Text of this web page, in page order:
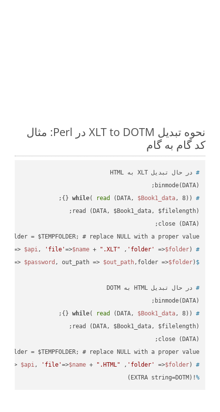
نحوه تبدیل XLT to DOTM در Perl: مثال
کد گام به گام
# در حال تبدیل XLT به HTML
binmode(DATA);
#
while( read (DATA, $Book1_data, 8)) {};
$folder = $TEMPFOLDER; # replace NULL with a proper value
#
=> $api, 'file'=>$name + ".XLT" , 'folder' =>$folder) ;
$
=> $password , out_path => $out_path,folder =>$folder);
# در حال تبدیل HTML به DOTM
binmode(DATA);
#
while( read (DATA, $Book1_data, 8)) {};
$folder = $TEMPFOLDER; # replace NULL with a proper value
#
=> $api, 'file'=>$name + ".HTML" , 'folder' =>$folder) ;
%
!(EXTRA string=DOTM)